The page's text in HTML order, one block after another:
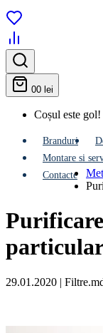
00 lei
Coșul este gol!
Branduri
Montare si
Contacte
29.01.2020 |